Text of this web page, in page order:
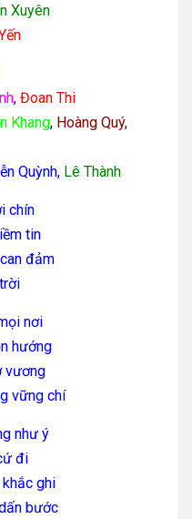
Xuyên
, Đoan Thi
Khang, Hoàng Quý,
Quỳnh, Lê Thành
chín
tin
đảm
nơi
hướng
vương
vững chí
như ý
đi
ghi
bước